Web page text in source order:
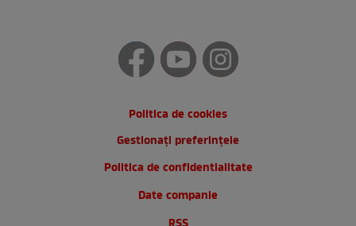
Politica de cookies
Gestionați preferințele
Politica de confidentialitate
Date companie